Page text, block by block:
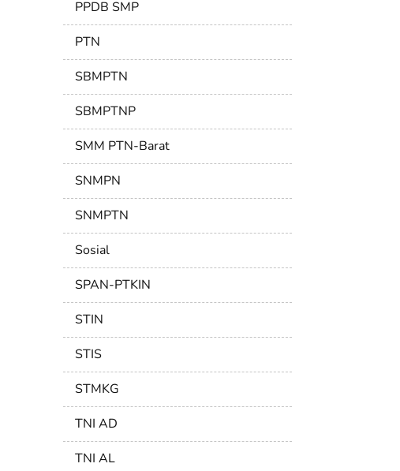
PPDB SMP
PTN
SBMPTN
SBMPTNP
SMM PTN-Barat
SNMPN
SNMPTN
Sosial
SPAN-PTKIN
STIN
STIS
STMKG
TNI AD
TNI AL